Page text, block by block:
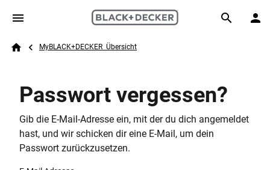
Skip to main content
Search
Breadcrumb
MyBLACK+DECKER  Übersicht
Passwort vergessen?
Gib die E-Mail-Adresse ein, mit der du dich angemeldet
hast, und wir schicken dir eine E-Mail, um dein
Passwort zurückzusetzen.